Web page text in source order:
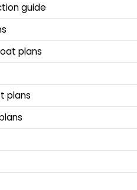
guide
plans
plans